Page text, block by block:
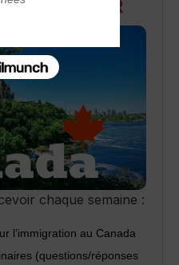
Q&R
chaque semaine :
l’immigration au Canada
(questions/réponses